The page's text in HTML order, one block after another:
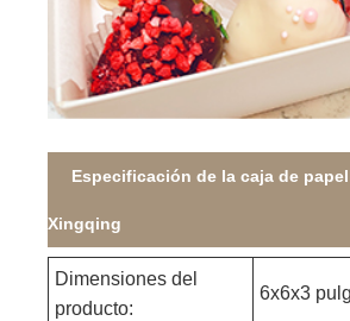
Especificación de la caja de
Xingqing
Dimensiones del
producto:
6x6x3